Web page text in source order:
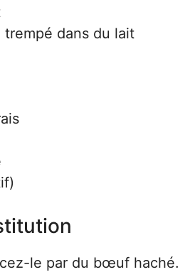
dans du lait
le par du bœuf haché.